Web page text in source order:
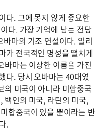
다. 그에 못지 않게 중요한
다. 가장 기억에 남는 전당
마의 기조 연설이다. 일리
가 전국적인 명성을 떨치게
바마는 이상한 이름을 가진
다. 당시 오바마는 40대였
의 미국이 아니라 미합중국
백인의 미국, 라틴의 미국,
합중국이 있을 뿐이라는 반
.